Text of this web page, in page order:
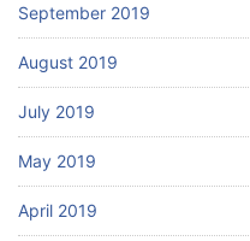
September 2019
August 2019
July 2019
May 2019
April 2019